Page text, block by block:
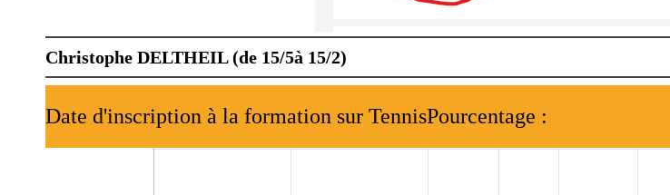
Christophe DELTHEIL (de 15/5à 15/2)
Date d'inscription à la formation sur TennisPourcentage :